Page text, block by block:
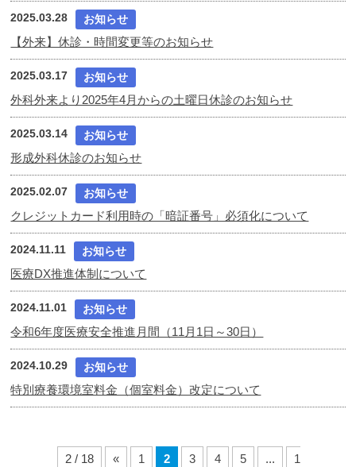
2025.03.28 お知らせ
【外来】休診・時間変更等のお知らせ
2025.03.17 お知らせ
外科外来より2025年4月からの土曜日休診のお知らせ
2025.03.14 お知らせ
形成外科休診のお知らせ
2025.02.07 お知らせ
クレジットカード利用時の「暗証番号」必須化について
2024.11.11 お知らせ
医療DX推進体制について
2024.11.01 お知らせ
令和6年度医療安全推進月間（11月1日～30日）
2024.10.29 お知らせ
特別療養環境室料金（個室料金）改定について
2 / 18 « 1 2 3 4 5 ...
1